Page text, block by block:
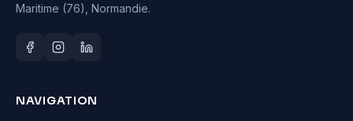
Maritime (76), Normandie.
NAVIGATION